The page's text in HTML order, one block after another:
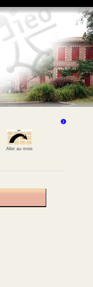
Aller au mois